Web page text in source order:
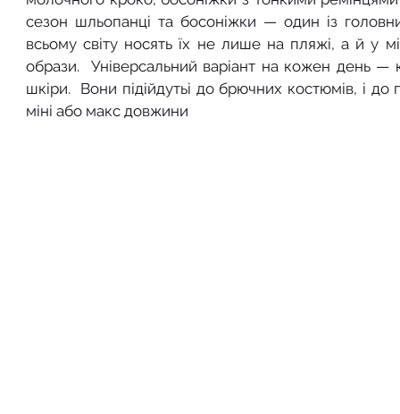
сезон шльопанці та босоніжки — один із
всьому світу носять їх не лише на пляжі, а й у
образи.  Універсальний варіант на кожен день —
шкіри.  Вони підійдутьі до брючних костюмів, і до
міні або макс довжини